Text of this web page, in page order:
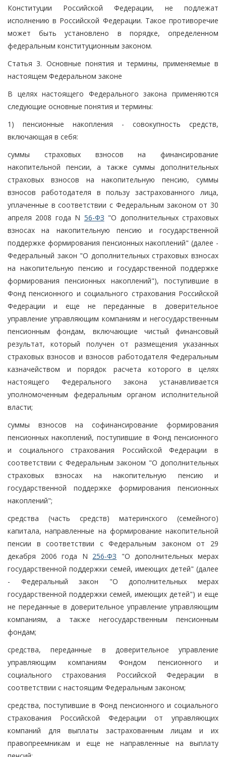
Конституции Российской Федерации, не подлежат
исполнению в Российской Федерации. Такое противоречие
может быть установлено в порядке, определенном
федеральным конституционным законом.
Статья 3. Основные понятия и термины, применяемые в
настоящем Федеральном законе
В целях настоящего Федерального закона применяются
следующие основные понятия и термины:
1) пенсионные накопления - совокупность средств,
включающая в себя:
суммы страховых взносов на финансирование
накопительной пенсии, а также суммы дополнительных
страховых взносов на накопительную пенсию, суммы
взносов работодателя в пользу застрахованного лица,
уплаченные в соответствии с Федеральным законом от 30
апреля 2008 года N 56-ФЗ "О дополнительных страховых
взносах на накопительную пенсию и государственной
поддержке формирования пенсионных накоплений" (далее -
Федеральный закон "О дополнительных страховых взносах
на накопительную пенсию и государственной поддержке
формирования пенсионных накоплений"), поступившие в
Фонд пенсионного и социального страхования Российской
Федерации и еще не переданные в доверительное
управление управляющим компаниям и негосударственным
пенсионным фондам, включающие чистый финансовый
результат, который получен от размещения указанных
страховых взносов и взносов работодателя Федеральным
казначейством и порядок расчета которого в целях
настоящего Федерального закона устанавливается
уполномоченным федеральным органом исполнительной
власти;
суммы взносов на софинансирование формирования
пенсионных накоплений, поступившие в Фонд пенсионного
и социального страхования Российской Федерации в
соответствии с Федеральным законом "О дополнительных
страховых взносах на накопительную пенсию и
государственной поддержке формирования пенсионных
накоплений";
средства (часть средств) материнского (семейного)
капитала, направленные на формирование накопительной
пенсии в соответствии с Федеральным законом от 29
декабря 2006 года N 256-ФЗ "О дополнительных мерах
государственной поддержки семей, имеющих детей" (далее
- Федеральный закон "О дополнительных мерах
государственной поддержки семей, имеющих детей") и еще
не переданные в доверительное управление управляющим
компаниям, а также негосударственным пенсионным
фондам;
средства, переданные в доверительное управление
управляющим компаниям Фондом пенсионного и
социального страхования Российской Федерации в
соответствии с настоящим Федеральным законом;
средства, поступившие в Фонд пенсионного и социального
страхования Российской Федерации от управляющих
компаний для выплаты застрахованным лицам и их
правопреемникам и еще не направленные на выплату